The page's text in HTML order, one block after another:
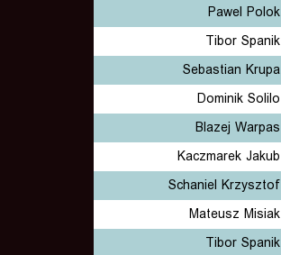
Pawel Polok
Tibor Spanik
Sebastian Krupa
Dominik Solilo
Blazej Warpas
Kaczmarek Jakub
Schaniel Krzysztof
Mateusz Misiak
Tibor Spanik